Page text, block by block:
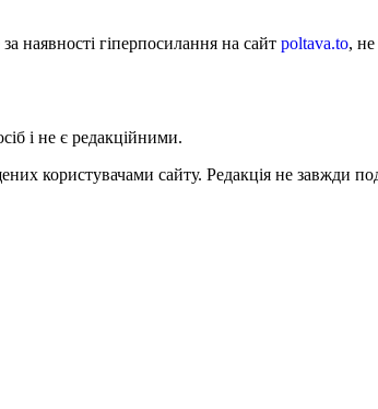
наявності гіперпосилання на сайт poltava.to,
і не є редакційними.
користувачами сайту. Редакція не завжди